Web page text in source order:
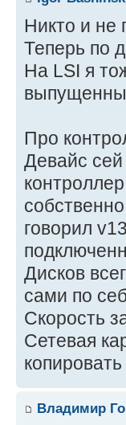
Никто и не
Теперь по
На LSI я
Про
Девайс сей
говорил
Дисков
сами по
Скорость
Сетевая
Владимир